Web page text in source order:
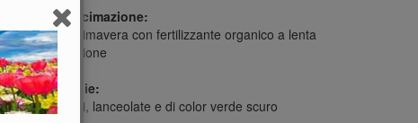
Concimazione:
In primavera con fertilizzante organico a lenta
cessione
Foglie:
Ovali, lanceolate e di color verde scuro